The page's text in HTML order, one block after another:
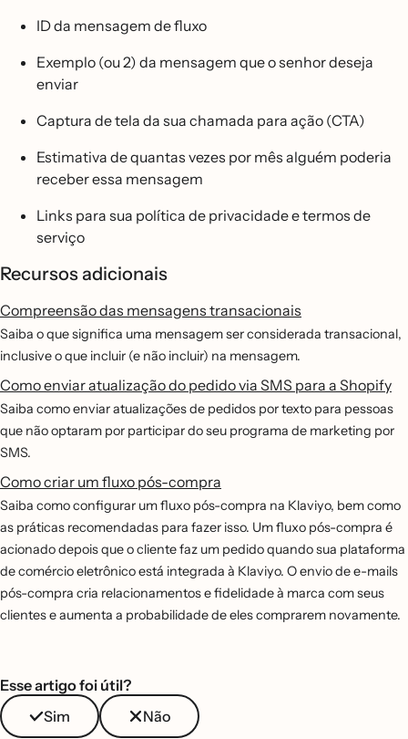
ID da mensagem de fluxo
Exemplo (ou 2) da mensagem que o senhor deseja
enviar
Captura de tela da sua chamada para ação (CTA)
Estimativa de quantas vezes por mês alguém poderia
receber essa mensagem
Links para sua política de privacidade e termos de
serviço
Recursos adicionais
Compreensão das mensagens transacionais
Saiba o que significa uma mensagem ser considerada transacional,
inclusive o que incluir (e não incluir) na mensagem.
Como enviar atualização do pedido via SMS para a Shopify
Saiba como enviar atualizações de pedidos por texto para pessoas
que não optaram por participar do seu programa de marketing por
SMS.
Como criar um fluxo pós-compra
Saiba como configurar um fluxo pós-compra na Klaviyo, bem como
as práticas recomendadas para fazer isso. Um fluxo pós-compra é
acionado depois que o cliente faz um pedido quando sua plataforma
de comércio eletrônico está integrada à Klaviyo. O envio de e-mails
pós-compra cria relacionamentos e fidelidade à marca com seus
clientes e aumenta a probabilidade de eles comprarem novamente.
Esse artigo foi útil?
Sim
Não